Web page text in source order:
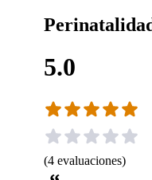
5.0
(4 evaluaciones)